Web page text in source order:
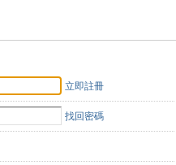
立即註冊
找回密碼